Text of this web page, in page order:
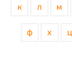
к л м
ф х ц